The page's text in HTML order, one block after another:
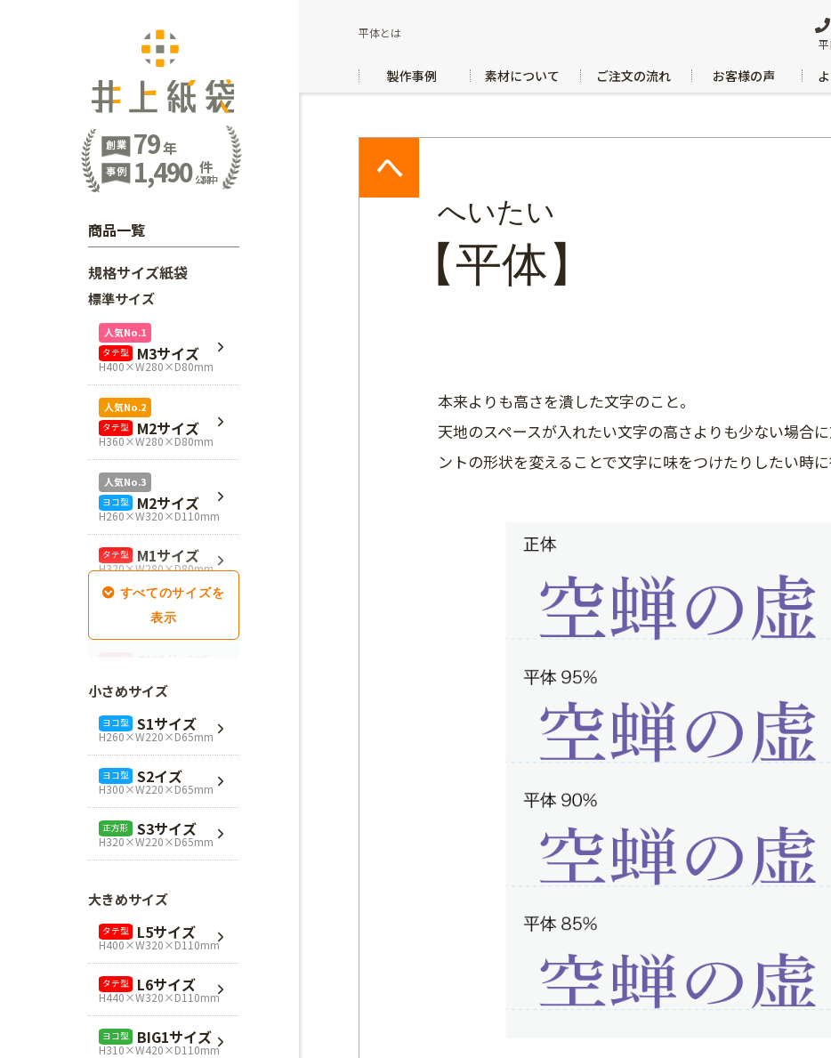
平体とは
製作事例 素材について ご注文の流れ お客様の声
へ
へいたい
【平体】
本来よりも高さを潰した文字のこと。
天地のスペースが入れたい文字の高さよりも少ない場合
ントの形状を変えることで文字に味をつけたりしたい時に
創業 79年
事例 1,490 件
公開中
商品一覧
規格サイズ紙袋
標準サイズ
人気No.1
タテ型 M3サイズ
H400×W280×D80mm
人気No.2
タテ型 M2サイズ
H360×W280×D80mm
人気No.3
ヨコ型 M2サイズ
H260×W320×D110mm
タテ型 M1サイズ
H320×W280×D80mm
SM1サイズ
H280×W260×D100mm
SM3サイズ
H360×W260×D100mm
L4サイズ
H360×W320×D110mm
L1サイズ
H240×W320×D110mm
正方形 Mスクエア
H280×W280×D80mm
正方形 Lスクエア
H320×W320×D110mm
小さめサイズ
ヨコ型 S1サイズ
H260×W220×D65mm
ヨコ型 S2イズ
H300×W220×D65mm
正方形 S3サイズ
H320×W220×D65mm
大きめサイズ
タテ型 L5サイズ
H400×W320×D110mm
タテ型 L6サイズ
H440×W320×D110mm
ヨコ型 BIG1サイズ
H310×W420×D110mm